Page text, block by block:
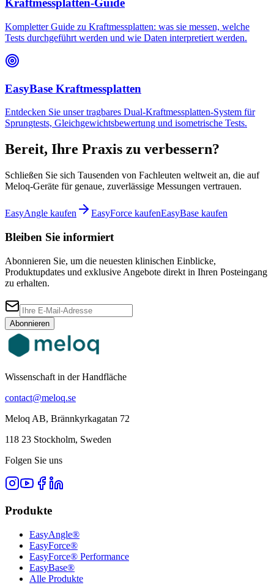
Kraftmessplatten-Guide
Kompletter Guide zu Kraftmessplatten: was sie messen, welche
Tests durchgeführt werden und wie Daten interpretiert werden.
EasyBase Kraftmessplatten
Entdecken Sie unser tragbares Dual-Kraftmessplatten-System für
Sprungtests, Gleichgewichtsbewertung und isometrische Tests.
Bereit, Ihre Praxis zu verbessern?
Schließen Sie sich Tausenden von Fachleuten weltweit an, die auf
Meloq-Geräte für genaue, zuverlässige Messungen vertrauen.
EasyAngle kaufen EasyForce kaufenEasyBase kaufen
Bleiben Sie informiert
Abonnieren Sie, um die neuesten klinischen Einblicke,
Produktupdates und exklusive Angebote direkt in Ihren Posteingang
zu erhalten.
Abonnieren
Wissenschaft in der Handfläche
contact@meloq.se
Meloq AB, Brännkyrkagatan 72
118 23 Stockholm, Sweden
Folgen Sie uns
Produkte
EasyAngle®
EasyForce®
EasyForce® Performance
EasyBase®
Alle Produkte